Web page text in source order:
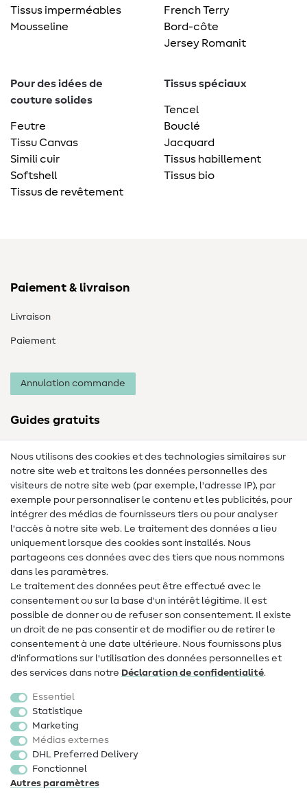
Tissus imperméables
Mousseline
French Terry
Bord-côte
Jersey Romanit
Pour des idées de
couture solides
Feutre
Tissu Canvas
Simili cuir
Softshell
Tissus de revêtement
Tissus spéciaux
Tencel
Bouclé
Jacquard
Tissus habillement
Tissus bio
Paiement & livraison
Livraison
Paiement
Annulation commande
Guides gratuits
Lexique de couture
Tutos de couture
Aide & contact
Contact
Changement de propriétaire
FAQ
Droit de rétractation
Populaire
Accessoires de couture
Promotions
Nous utilisons des cookies et des technologies similaires sur
notre site web et traitons les données personnelles des
visiteurs de notre site web (par exemple, l'adresse IP), par
exemple pour personnaliser le contenu et les publicités, pour
intégrer des médias de fournisseurs tiers ou pour analyser
l'accès à notre site web. Le traitement des données a lieu
uniquement lorsque des cookies sont installés. Nous
partageons ces données avec des tiers que nous nommons
dans les paramètres.
Le traitement des données peut être effectué avec le
consentement ou sur la base d'un intérêt légitime. Il est
possible de donner ou de refuser son consentement. Il existe
un droit de ne pas consentir et de modifier ou de retirer le
consentement à une date ultérieure. Nous fournissons plus
d'informations sur l'utilisation des données personnelles et
des services dans notre Déclaration de confidentialité.
Essentiel
Statistique
Marketing
Médias externes
DHL Preferred Delivery
Fonctionnel
Autres paramètres